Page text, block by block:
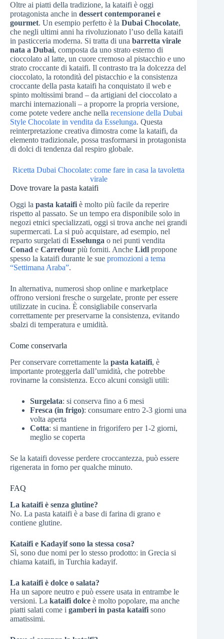
Oltre ai piatti della tradizione, la kataifi è oggi
protagonista anche in dessert contemporanei e
gourmet. Un esempio perfetto è la Dubai Chocolate,
che negli ultimi anni ha rivoluzionato l’uso della kataifi
in pasticceria moderna. Si tratta di una barretta virale
nata a Dubai, composta da uno strato esterno di
cioccolato al latte, un cuore cremoso al pistacchio e uno
strato croccante di kataifi. Il contrasto tra la dolcezza del
cioccolato, la rotondità del pistacchio e la consistenza
croccante della pasta kataifi ha conquistato il web e
spinto moltissimi brand – da artigiani del cioccolato a
marchi internazionali – a proporre la propria versione,
come potete vedere anche nella recensione della Dubai
Style Chocolate in vendita da Esselunga. Questa
reinterpretazione creativa dimostra come la kataifi, da
elemento tradizionale, possa trasformarsi in protagonista
di dolci di tendenza dal respiro globale.
Ricetta Dubai Chocolate: come fare in casa la tavoletta
virale
Dove trovare la pasta kataifi
Oggi la pasta kataifi è molto più facile da reperire
rispetto al passato. Se un tempo era disponibile solo in
negozi etnici specializzati, oggi si trova anche nei grandi
supermercati. La si può acquistare, ad esempio, nel
reparto surgelati di Esselunga o nei punti vendita
Conad e Carrefour più forniti. Anche Lidl propone
spesso la kataifi durante le sue promozioni a tema
“Settimana Araba”.
In alternativa, numerosi shop online e marketplace
offrono versioni fresche o surgelate, pronte per essere
utilizzate in cucina. È consigliabile conservarla
correttamente per preservarne la consistenza, evitando
sbalzi di temperatura e umidità.
Come conservarla
Per conservare correttamente la pasta kataifi, è
importante proteggerla dall’umidità, che potrebbe
rovinarne la consistenza. Ecco alcuni consigli utili:
Surgelata: si conserva fino a 6 mesi
Fresca (in frigo): consumare entro 2-3 giorni una
volta aperta
Cotta: si mantiene in frigorifero per 1-2 giorni,
meglio se coperta
Se la kataifi dovesse perdere croccantezza, può essere
rigenerata in forno per qualche minuto.
FAQ
La kataifi è senza glutine?
No. La pasta kataifi è a base di farina di grano e
contiene glutine.
Kataifi e Kadayif sono la stessa cosa?
Sì, sono due nomi per lo stesso prodotto: in Grecia si
chiama kataifi, in Turchia kadayif.
La kataifi è dolce o salata?
Ha un sapore neutro e può essere usata in entrambe le
versioni. La kataifi dolce è molto popolare, ma anche
piatti salati come i gamberi in pasta kataifi sono
amatissimi.